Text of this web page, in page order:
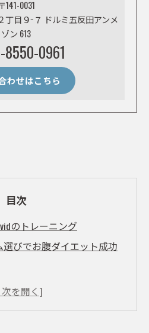
141-0031
目９−７ ドルミ五反田アンメ
ゾン 613
8550-0961
わせはこちら
目次
のトレーニング
選びでお腹ダイエット成功
くジム活用のポイント